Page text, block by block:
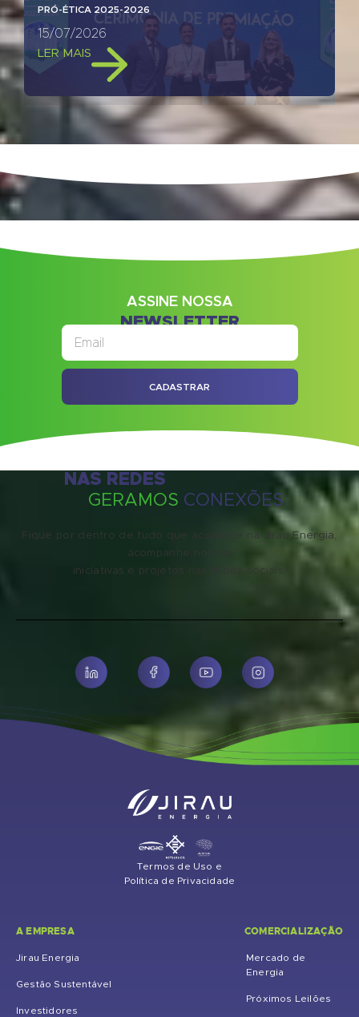
PRÓ-ÉTICA 2025-2026
15/07/2026
LER MAIS
ASSINE NOSSA
NEWSLETTER
CADASTRAR
NAS REDES
GERAMOS CONEXÕES
Fique por dentro de tudo que acontece na Jirau Energia,
acompanhe nossas
iniciativas e projetos nas redes sociais.
Termos de Uso e
Política de Privacidade
A EMPRESA
Jirau Energia
Gestão Sustentável
Investidores
COMERCIALIZAÇÃO
Mercado de
Energia
Próximos Leilões